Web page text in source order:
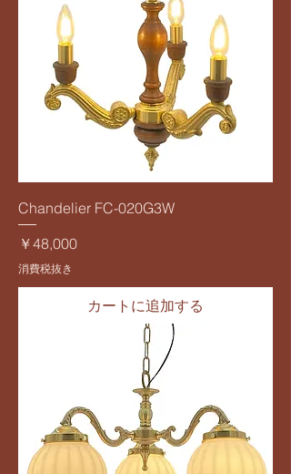
Chandelier FC-020G3W
価格
￥48,000
消費税抜き
カートに追加する